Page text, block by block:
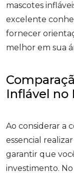
mascotes
excelente
fornecer
melhor em sua
Inflável no
Ao considerar a
essencial
garantir que
investimento.